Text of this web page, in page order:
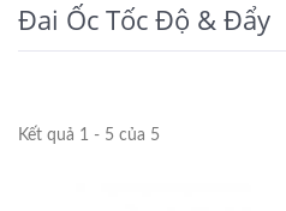
Đai Ốc Tốc Độ & Đẩy
Kết quả 1 - 5 của 5